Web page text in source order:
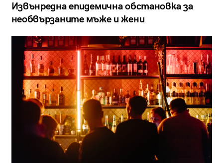
Извънредна епидемична обстановка за
необвързаните мъже и жени